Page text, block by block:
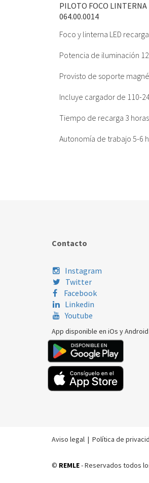
PILOTO FOCO LINTERNA
064.00.0014
Foco y linterna LED
Potencia de iluminación
Provisto de soporte
Incluye cargador de 110-
Tiempo de recarga 3
Autonomía de trabajo 5-6
Contacto
Instagram
Twitter
Facebook
Linkedin
Youtube
App disponible en iOs y Android
Aviso legal | Política de
© REMLE- Reservados todos